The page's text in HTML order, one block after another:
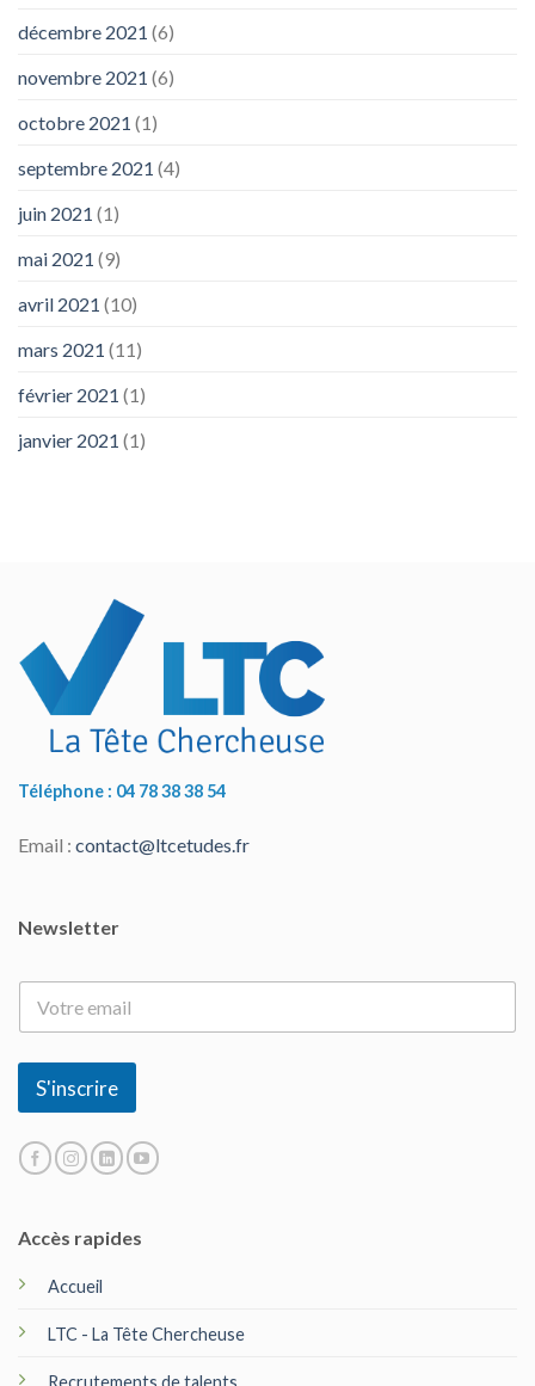
décembre 2021 (6)
novembre 2021 (6)
octobre 2021 (1)
septembre 2021 (4)
juin 2021 (1)
mai 2021 (9)
avril 2021 (10)
mars 2021 (11)
février 2021 (1)
janvier 2021 (1)
Téléphone : 04 78 38 38 54
Email : contact@ltcetudes.fr
Accès rapides
Accueil
LTC - La Tête Chercheuse
Newsletter
E
m
a
l
S'inscrire